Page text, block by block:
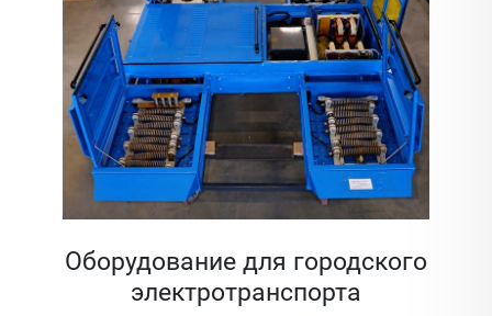
Оборудование для городского
электротранспорта